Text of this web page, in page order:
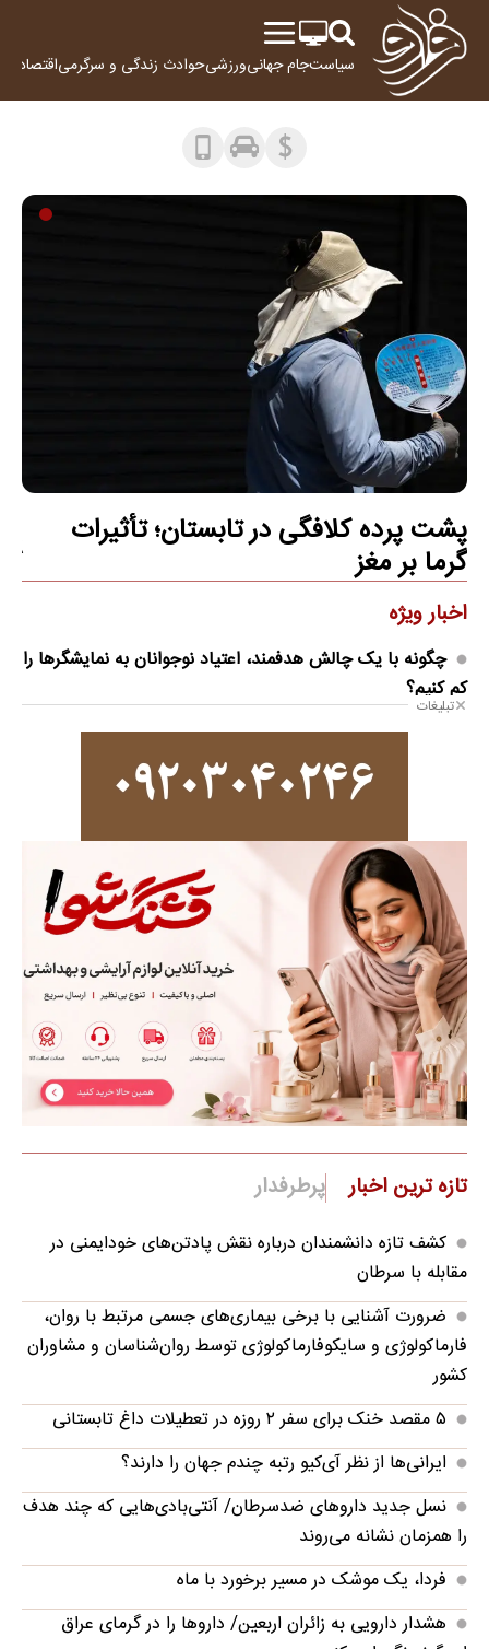
سیاستجام جهانیورزشیحوادث زندگی و سرگرمیاقتصاد
پشت پرده کلافگی در تابستان؛ تأثیرات
گرما بر مغز
اخبار ویژه
چگونه با یک چالش هدفمند، اعتیاد نوجوانان به نمایشگرها را
کم کنیم؟
تبلیغات
تازه ترین اخبار پرطرفدار
کشف تازه دانشمندان درباره نقش پادتن‌های خودایمنی در
مقابله با سرطان
ضرورت آشنایی با برخی بیماری‌های جسمی مرتبط با روان،
فارماکولوژی و سایکوفارماکولوژی توسط روان‌شناسان و مشاوران
کشور
۵ مقصد خنک برای سفر ۲ روزه در تعطیلات داغ تابستانی
ایرانی‌ها از نظر آی‌کیو رتبه چندم جهان را دارند؟
نسل جدید داروهای ضدسرطان/ آنتی‌بادی‌هایی که چند هدف
را همزمان نشانه می‌روند
فردا، یک موشک در مسیر برخورد با ماه
هشدار دارویی به زائران اربعین/ داروها را در گرمای عراق